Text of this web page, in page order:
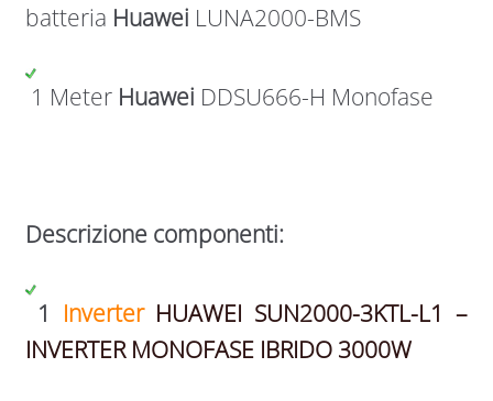
batteria Huawei LUNA2000-BMS
1 Meter Huawei DDSU666-H Monofase
Descrizione componenti:
1 Inverter HUAWEI SUN2000-3KTL-L1 –
INVERTER MONOFASE IBRIDO 3000W